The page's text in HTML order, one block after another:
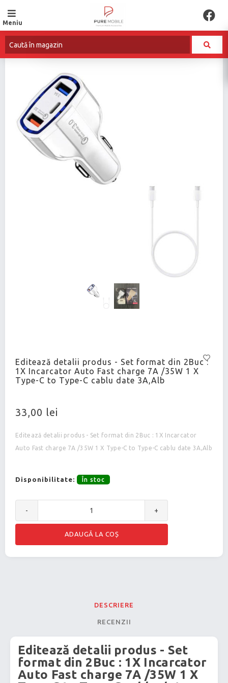
Meniu
Editează detalii produs - Set format din 2Buc :
1X Incarcator Auto Fast charge 7A /35W 1 X
Type-C to Type-C cablu date 3A,Alb
33,00 lei
Editează detalii produs - Set format din 2Buc : 1X Incarcator
Auto Fast charge 7A /35W 1 X Type-C to Type-C cablu date 3A,Alb
Disponibilitate: În stoc
- +
DESCRIERE
RECENZII
Editează detalii produs - Set
format din 2Buc : 1X Incarcator
Auto Fast charge 7A /35W 1 X